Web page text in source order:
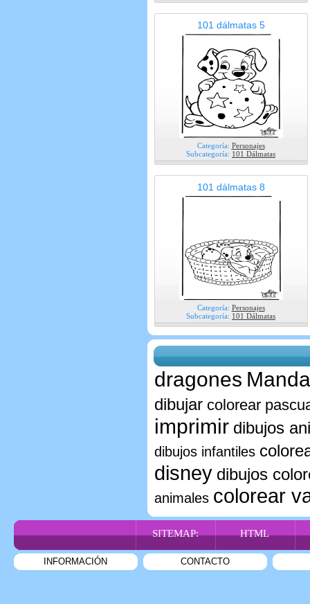
101 dálmatas 5
Categoría: Personajes
Subcategoría: 101 Dálmatas
101 dálmatas 8
Categoría: Personajes
Subcategoría: 101 Dálmatas
dragones
dibujar colorear
imprimir dibujos
dibujos infantiles
disney dibujos
animales colorear
SITEMAP: HTML
INFORMACIÓN CONTACTO